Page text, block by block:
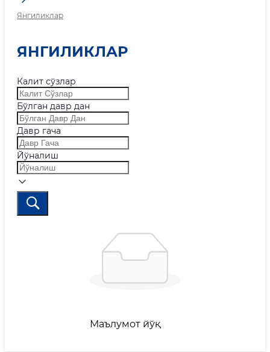
Янгиликлар
ЯНГИЛИКЛАР
Калит сўзлар
Бўлган давр дан
Давр гача
Йўналиш
Маълумот йўқ